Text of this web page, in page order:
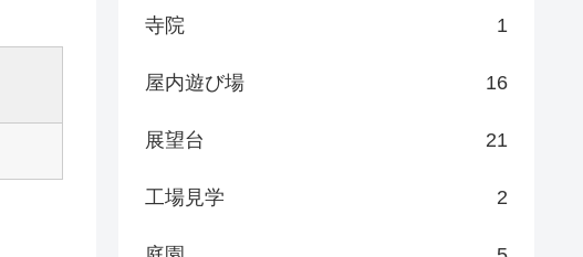
寺院 1
屋内遊び場 16
展望台 21
工場見学 2